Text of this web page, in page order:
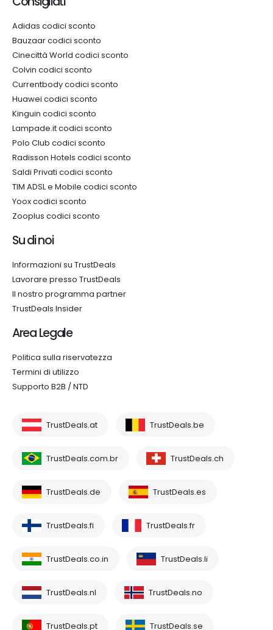
Adidas codici sconto
Bauzaar codici sconto
Cinecittà World codici sconto
Colvin codici sconto
Currentbody codici sconto
Huawei codici sconto
Kinguin codici sconto
Lampade.it codici sconto
Polo Club codici sconto
Radisson Hotels codici sconto
Saldi Privati codici sconto
TIM ADSL e Mobile codici sconto
Yoox codici sconto
Zooplus codici sconto
Su di noi
Informazioni su TrustDeals
Lavorare presso TrustDeals
Il nostro programma partner
TrustDeals Insider
Area Legale
Politica sulla riservatezza
Termini di utilizzo
Supporto B2B / NTD
TrustDeals.at TrustDeals.be
TrustDeals.com.br TrustDeals.ch
TrustDeals.de TrustDeals.es
TrustDeals.fi TrustDeals.fr
TrustDeals.co.in TrustDeals.li
TrustDeals.nl TrustDeals.no
TrustDeals.pt TrustDeals.se